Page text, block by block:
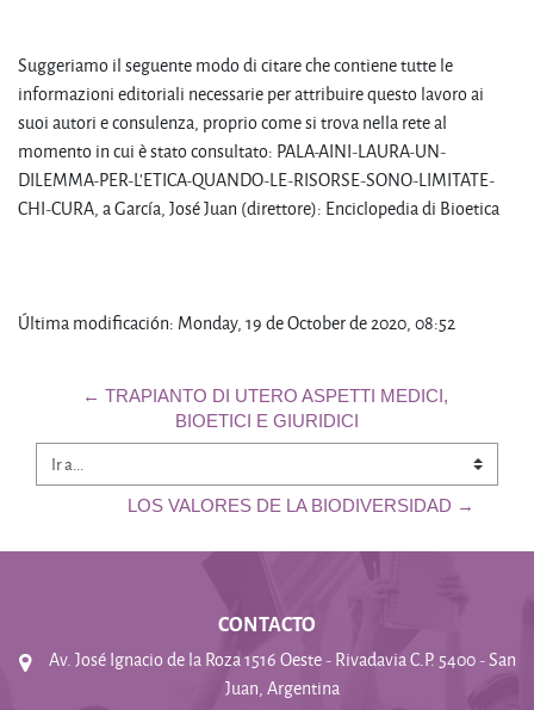
Suggeriamo il seguente modo di citare che contiene tutte le
informazioni editoriali necessarie per attribuire questo lavoro ai
suoi autori e consulenza, proprio come si trova nella rete al
momento in cui è stato consultato: PALA-AINI-LAURA-UN-
DILEMMA-PER-L'ETICA-QUANDO-LE-RISORSE-SONO-LIMITATE-
CHI-CURA, a García, José Juan (direttore): Enciclopedia di Bioetica
Última modificación: Monday, 19 de October de 2020, 08:52
← TRAPIANTO DI UTERO ASPETTI MEDICI,
BIOETICI E GIURIDICI
Ir a...
LOS VALORES DE LA BIODIVERSIDAD →
CONTACTO
Av. José Ignacio de la Roza 1516 Oeste - Rivadavia C.P. 5400 - San
Juan, Argentina